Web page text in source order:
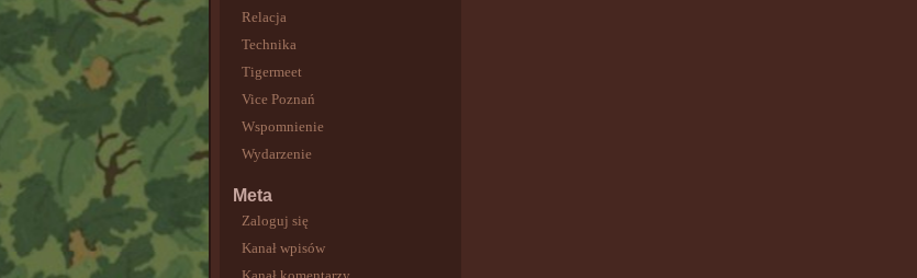
Relacja
Technika
Tigermeet
Vice Poznań
Wspomnienie
Wydarzenie
Meta
Zaloguj się
Kanał wpisów